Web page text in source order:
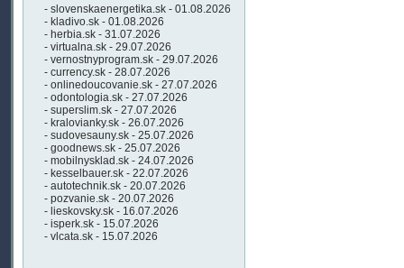
- slovenskaenergetika.sk - 01.08.2026
- kladivo.sk - 01.08.2026
- herbia.sk - 31.07.2026
- virtualna.sk - 29.07.2026
- vernostnyprogram.sk - 29.07.2026
- currency.sk - 28.07.2026
- onlinedoucovanie.sk - 27.07.2026
- odontologia.sk - 27.07.2026
- superslim.sk - 27.07.2026
- kralovianky.sk - 26.07.2026
- sudovesauny.sk - 25.07.2026
- goodnews.sk - 25.07.2026
- mobilnysklad.sk - 24.07.2026
- kesselbauer.sk - 22.07.2026
- autotechnik.sk - 20.07.2026
- pozvanie.sk - 20.07.2026
- lieskovsky.sk - 16.07.2026
- isperk.sk - 15.07.2026
- vlcata.sk - 15.07.2026